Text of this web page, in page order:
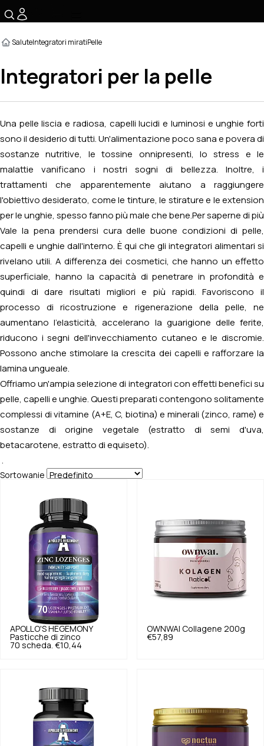
SaluteIntegratori miratiPelle
Integratori per la pelle
Una pelle liscia e radiosa, capelli lucidi e luminosi e unghie forti
sono il desiderio di tutti. Un'alimentazione poco sana e povera di
sostanze nutritive, le tossine onnipresenti, lo stress e le
malattie vanificano i nostri sogni di bellezza. Inoltre, i
trattamenti che apparentemente aiutano a raggiungere
l'obiettivo desiderato, come le tinture, le stirature e le extension
per le unghie, spesso fanno più male che bene. Per saperne di più
Vale la pena prendersi cura delle buone condizioni di pelle,
capelli e unghie dall'interno. È qui che gli integratori alimentari si
rivelano utili. A differenza dei cosmetici, che hanno un effetto
superficiale, hanno la capacità di penetrare in profondità e
quindi di dare risultati migliori e più rapidi. Favoriscono il
processo di ricostruzione e rigenerazione della pelle, ne
aumentano l'elasticità, accelerano la guarigione delle ferite,
riducono i segni dell'invecchiamento cutaneo e le discromie.
Possono anche stimolare la crescita dei capelli e rafforzare la
lamina ungueale.
Offriamo un'ampia selezione di integratori con effetti benefici su
pelle, capelli e unghie. Questi preparati contengono solitamente
complessi di vitamine (A+E, C, biotina) e minerali (zinco, rame) e
sostanze di origine vegetale (estratto di semi d'uva,
betacarotene, estratto di equiseto).
Sortowanie
APOLLO'S HEGEMONY
Pasticche di zinco
70 scheda. €10,44
OWNWAI Collagene 200g
€57,89